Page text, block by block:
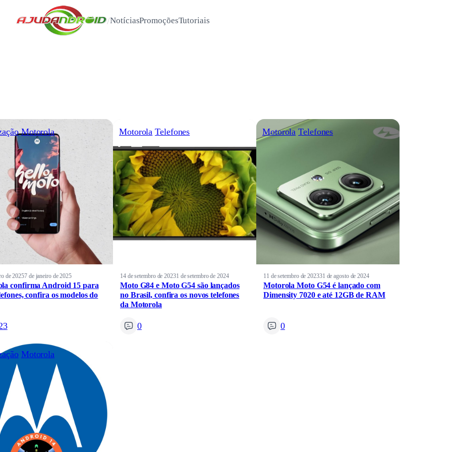
/NotíciasPromoçõesTutoriais
Motorola
de 20257 de janeiro de 2025
confirma Android 15 para
confira os modelos do
Motorola Telefones
14 de setembro de 20231 de setembro de 2024
Moto G84 e Moto G54 são lançados
no Brasil, confira os novos telefones
da Motorola
0
Motorola Telefones
11 de setembro de 202331 de agosto de 2024
Motorola Moto G54 é lançado com
Dimensity 7020 e até 12GB de RAM
0
Motorola